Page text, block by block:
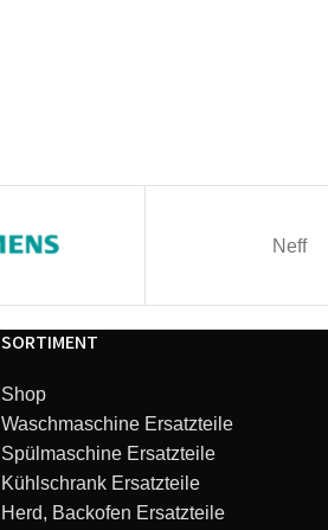
Neff
SORTIMENT
Shop
Waschmaschine Ersatzteile
Spülmaschine Ersatzteile
Kühlschrank Ersatzteile
Herd, Backofen Ersatzteile